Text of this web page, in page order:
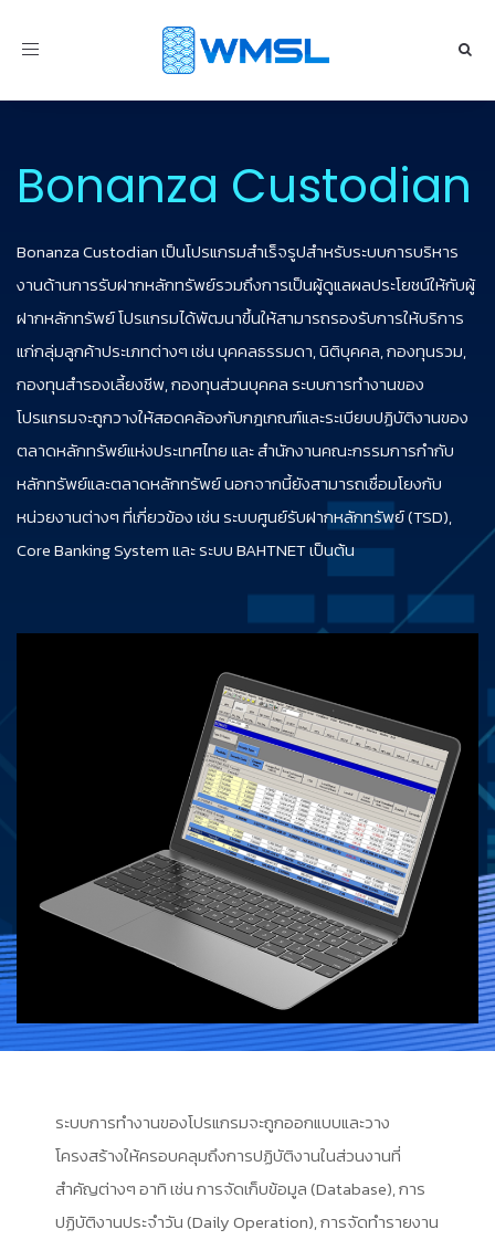
Toggle
Bonanza Custodian
Bonanza Custodian เป็นโปรแกรมสำเร็จรูปสำหรับระบบการบริหาร
งานด้านการรับฝากหลักทรัพย์รวมถึงการเป็นผู้ดูแลผลประโยชน์ให้กับผู้
ฝากหลักทรัพย์ โปรแกรมได้พัฒนาขึ้นให้สามารถรองรับการให้บริการ
แก่กลุ่มลูกค้าประเภทต่างๆ เช่น บุคคลธรรมดา, นิติบุคคล, กองทุนรวม,
กองทุนสำรองเลี้ยงชีพ, กองทุนส่วนบุคคล ระบบการทำงานของ
โปรแกรมจะถูกวางให้สอดคล้องกับกฎเกณฑ์และระเบียบปฏิบัติงานของ
ตลาดหลักทรัพย์แห่งประเทศไทย และ สำนักงานคณะกรรมการกำกับ
หลักทรัพย์และตลาดหลักทรัพย์ นอกจากนี้ยังสามารถเชื่อมโยงกับ
หน่วยงานต่างๆ ที่เกี่ยวข้อง เช่น ระบบศูนย์รับฝากหลักทรัพย์ (TSD),
Core Banking System และ ระบบ BAHTNET เป็นต้น
ระบบการทำงานของโปรแกรมจะถูกออกแบบและวาง
โครงสร้างให้ครอบคลุมถึงการปฏิบัติงานในส่วนงานที่
สำคัญต่างๆ อาทิ เช่น การจัดเก็บข้อมูล (Database), การ
ปฏิบัติงานประจำวัน (Daily Operation), การจัดทำรายงาน